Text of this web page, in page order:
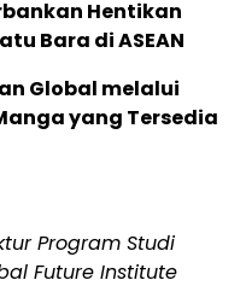
Hentikan
Bara di ASEAN
Global melalui
yang Tersedia
Program Studi
Future Institute